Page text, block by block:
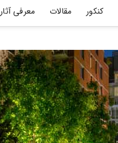
کنکور مقالات معرفی آثار